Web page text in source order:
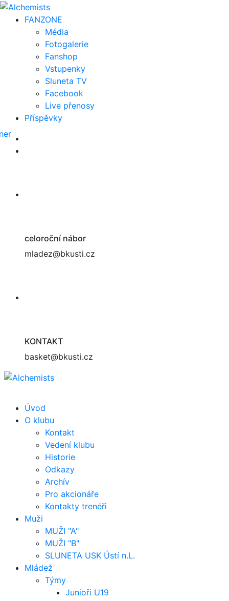
FANZONE
Média
Fotogalerie
Fanshop
Vstupenky
Sluneta TV
Facebook
Live přenosy
Příspěvky
celoroční nábor
mladez@bkusti.cz
KONTAKT
basket@bkusti.cz
Úvod
O klubu
Kontakt
Vedení klubu
Historie
Odkazy
Archív
Pro akcionáře
Kontakty trenéři
Muži
MUŽI "A"
MUŽI "B"
SLUNETA USK Ústí n.L.
Mládež
Týmy
Junioři U19